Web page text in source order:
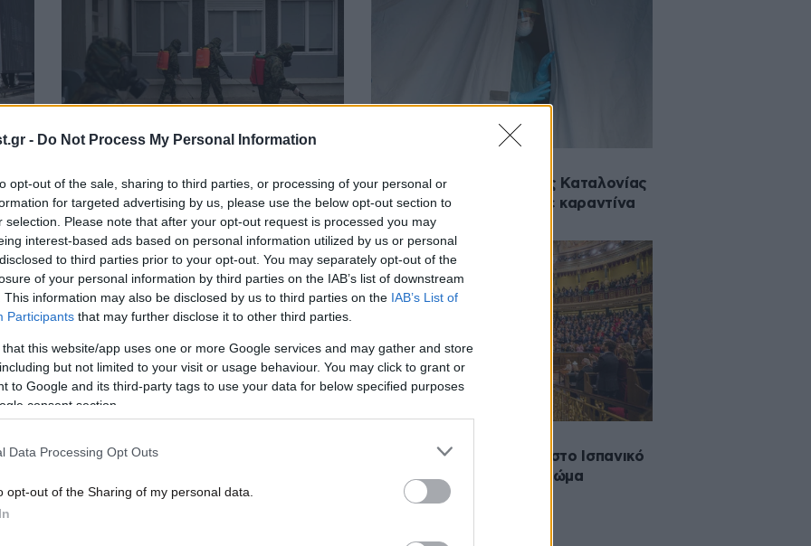
- Do Not Process My Personal Information
opt-out of the sale, sharing to third parties, or processing of your personal or
for targeted advertising by us, please use the below opt-out section to
selection. Please note that after your opt-out request is processed you may
interest-based ads based on personal information utilized by us or personal
to third parties prior to your opt-out. You may separately opt-out of the
of your personal information by third parties on the IAB’s list of downstream
This information may also be disclosed by us to third parties on the IAB’s List of
Participants that may further disclose it to other third parties.
that this website/app uses one or more Google services and may gather and store
but not limited to your visit or usage behaviour. You may click to grant or
to Google and its third-party tags to use your data for below specified purposes
consent section.
Data Processing Opt Outs
opt-out of the Sharing of my personal data.
Κορονοϊός: Η Καταλονία κάνει πίσω
και ζητάει βοήθεια από τον στρατό
Κορονοϊός: Ο ηγέτης της Καταλονίας
θέτει όλη την περιοχή σε καραντίνα
Το Βέλγιο δεν εκδίδει στην Ισπανία
Πουτζντεμόν
Η παρουσία του βασιλιά στο Ισπανικό
Κοινοβούλιο δίχασε το σώμα